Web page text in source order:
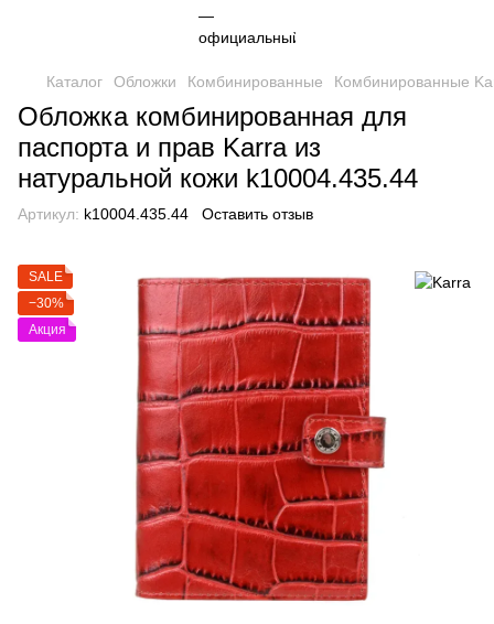
Каталог Обложки Комбинированные Комбинированные
Обложка комбинированная для
паспорта и прав Karra из
натуральной кожи k10004.435.44
Артикул: k10004.435.44 Оставить отзыв
SALE
−30%
Акция